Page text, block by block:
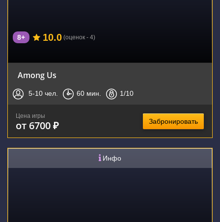
8+ 10.0 (оценок - 4)
Among Us
5-10 чел. 60 мин. 1/10
Цена игры
от 6700 ₽ Забронировать
Инфо